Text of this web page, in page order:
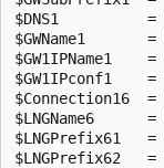
$DNS1          =
$GWName1       =
$GW1IPName1    =
$GW1IPconf1
$Connection16
$LNGName6
$LNGPrefix61
$LNGPrefix62